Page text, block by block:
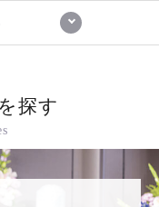
探す